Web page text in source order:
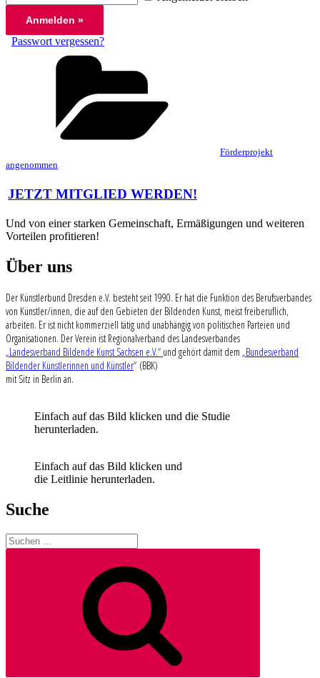
Passwort vergessen?
Förderprojekt
angenommen
JETZT MITGLIED WERDEN!
Und von einer starken Gemeinschaft, Ermäßigungen und weiteren
Vorteilen profitieren!
Über uns
Der Künstlerbund Dresden e.V. besteht seit 1990. Er hat die Funktion des Berufsverbandes
von Künstler/innen, die auf den Gebieten der Bildenden Kunst, meist freiberuflich,
arbeiten. Er ist nicht kommerziell tätig und unabhängig von politischen Parteien und
Organisationen. Der Verein ist Regionalverband des Landesverbandes
„Landesverband Bildende Kunst Sachsen e.V.“ und gehört damit dem „Bundesverband
Bildender Künstlerinnen und Künstler“ (BBK)
mit Sitz in Berlin an.
Einfach auf das Bild klicken und die Studie
herunterladen.
Einfach auf das Bild klicken und
die Leitlinie herunterladen.
Suche
Suchen
nach: